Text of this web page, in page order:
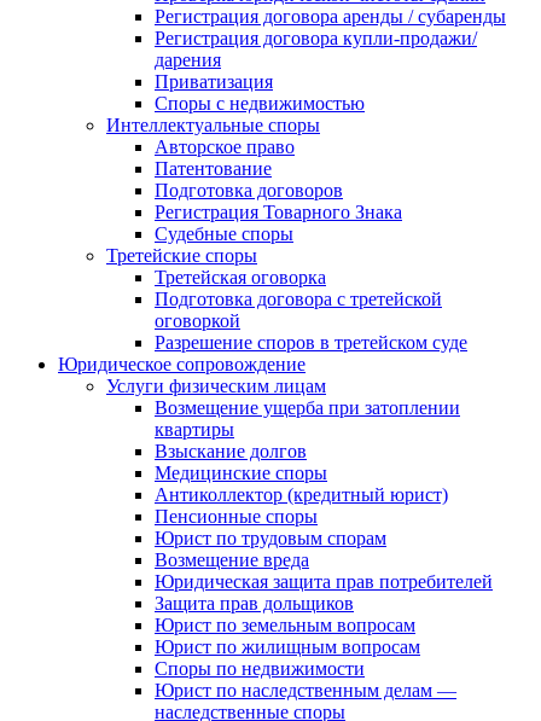
Регистрация договора аренды / субаренды
Регистрация договора купли-продажи/
дарения
Приватизация
Cпоры с недвижимостью
Интеллектуальные споры
Авторское право
Патентование
Подготовка договоров
Регистрация Товарного Знака
Судебные споры
Третейские споры
Третейская оговорка
Подготовка договора с третейской
оговоркой
Разрешение споров в третейском суде
Юридическое сопровождение
Услуги физическим лицам
Возмещение ущерба при затоплении
квартиры
Взыскание долгов
Медицинские споры
Антиколлектор (кредитный юрист)
Пенсионные споры
Юрист по трудовым спорам
Возмещение вреда
Юридическая защита прав потребителей
Защита прав дольщиков
Юрист по земельным вопросам
Юрист по жилищным вопросам
Споры по недвижимости
Юрист по наследственным делам —
наследственные споры